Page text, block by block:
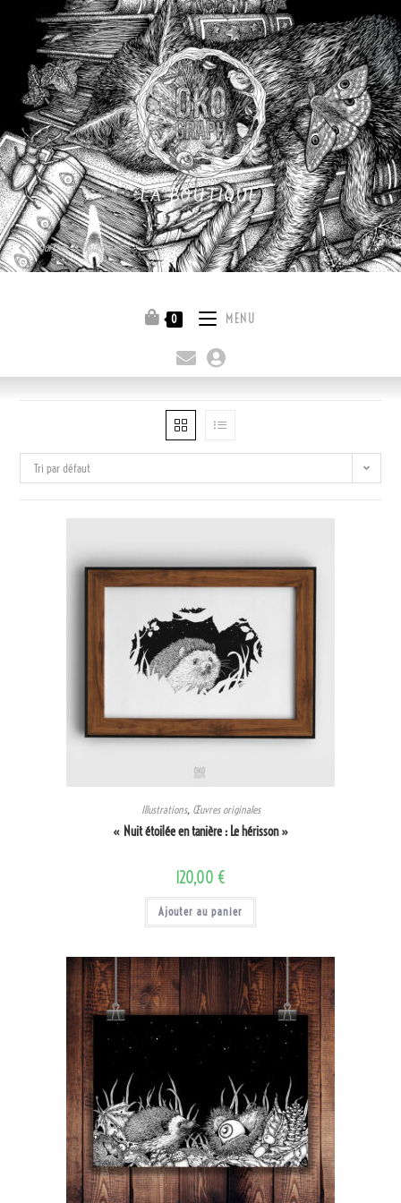
LA BOUTIQUE
Quitter la boutique
0 MENU
Tri par défaut
Illustrations, Œuvres originales
« Nuit étoilée en tanière : Le hérisson »
120,00 €
Ajouter au panier